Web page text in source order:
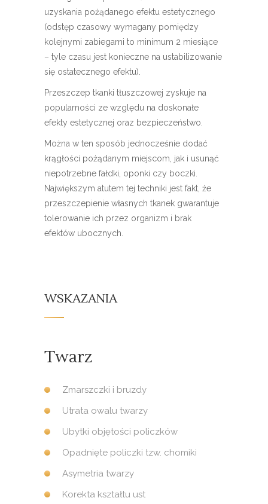
uzyskania pożądanego efektu estetycznego
(odstęp czasowy wymagany pomiędzy
kolejnymi zabiegami to minimum 2 miesiące
– tyle czasu jest konieczne na ustabilizowanie
się ostatecznego efektu).
Przeszczep tkanki tłuszczowej zyskuje na
popularności ze względu na doskonałe
efekty estetycznej oraz bezpieczeństwo.
Można w ten sposób jednocześnie dodać
krągłości pożądanym miejscom, jak i usunąć
niepotrzebne fałdki, oponki czy boczki.
Największym atutem tej techniki jest fakt, że
przeszczepienie własnych tkanek gwarantuje
tolerowanie ich przez organizm i brak
efektów ubocznych.
WSKAZANIA
Twarz
Zmarszczki i bruzdy
Utrata owalu twarzy
Ubytki objętości policzków
Opadnięte policzki tzw. chomiki
Asymetria twarzy
Korekta kształtu ust